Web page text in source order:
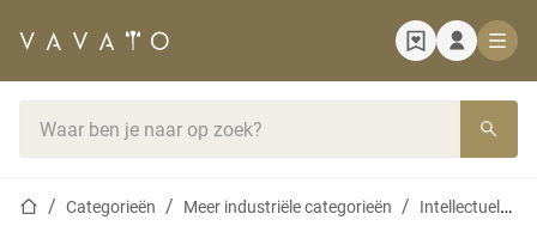
StartpaginaCategorieën Meer industriële categorieën Intellectuele eigendom